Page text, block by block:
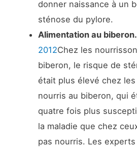
donner naissance à un
sténose du pylore.
Alimentation au biberon.
2012Chez les
biberon, le risque de
était plus élevé chez
nourris au biberon, qui
quatre fois plus
la maladie que chez
pas nourris. Les